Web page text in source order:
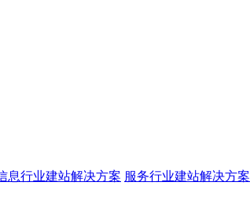
息行业建站解决方案 服务行业建站解决方案